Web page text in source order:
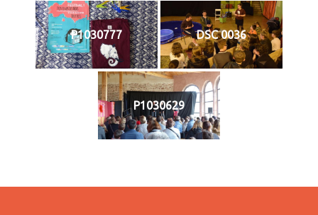
P1030777 DSC 0036
P1030629